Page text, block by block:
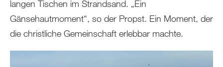
langen Tischen im Strandsand. „Ein
Gänsehautmoment“, so der Propst. Ein Moment, der
die christliche Gemeinschaft erlebbar machte.